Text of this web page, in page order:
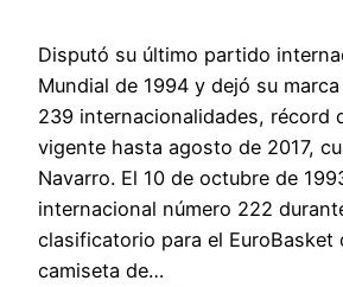
Disputó su último partido
Mundial de 1994 y dejó su
239 internacionalidades, récord
vigente hasta agosto de 2017,
Navarro. El 10 de octubre de
internacional número 222
clasificatorio para el EuroBasket
camiseta de…